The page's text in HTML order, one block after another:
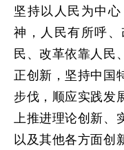
坚持以人民为中
神，人民有所呼
民、改革依靠人民
正创新，坚持中国
步伐，顺应实践发
上推进理论创新
以及其他各方面创